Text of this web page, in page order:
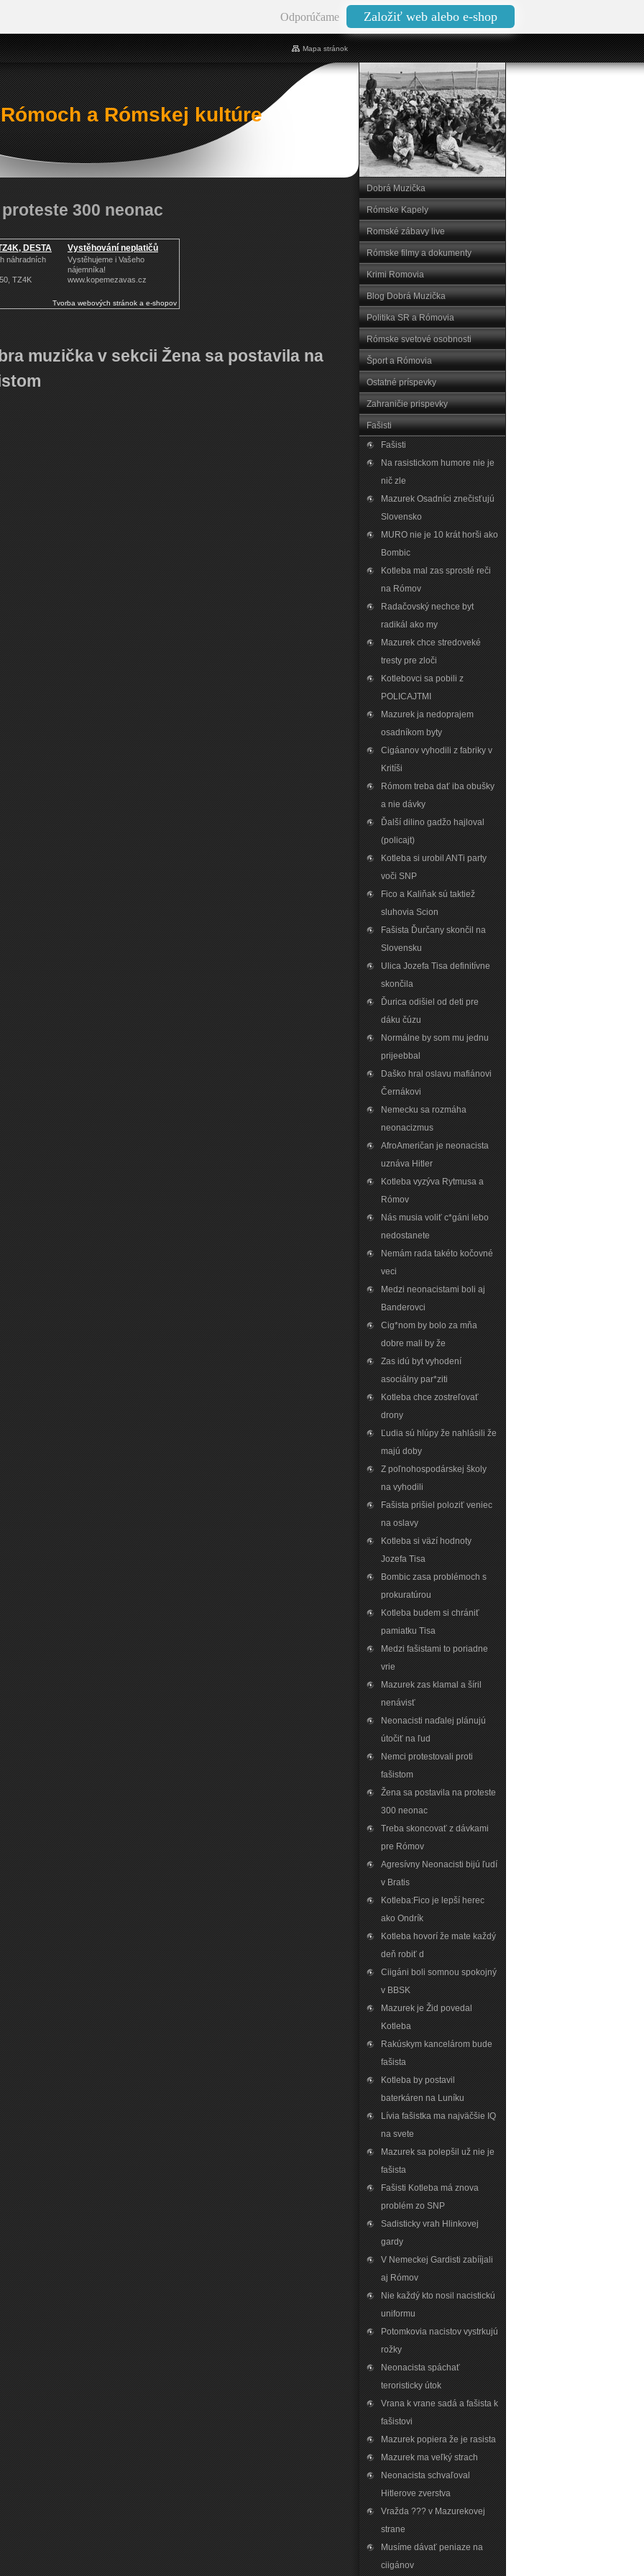
Odporúčame Založiť web alebo e-shop
a Rómskej kultúre
Mapa stránok
300 neonac
DESTA
náhradních
TZ4K
Vystěhování neplatičů
Vystěhujeme i Vašeho
nájemníka!
www.kopemezavas.cz
Tvorba webových stránok a e-shopov
muzička v sekcii Žena sa postavila na
Dobrá Muzička
Rómske Kapely
Romské zábavy live
Rómske filmy a dokumenty
Krimi Romovia
Blog Dobrá Muzička
Politika SR a Rómovia
Rómske svetové osobnosti
Šport a Rómovia
Ostatné príspevky
Zahraničie prispevky
Fašisti
Fašisti
Na rasistickom humore nie je
nič zle
Mazurek Osadníci znečisťujú
Slovensko
MURO nie je 10 krát horši ako
Bombic
Kotleba mal zas sprosté reči
na Rómov
Radačovský nechce byt
radikál ako my
Mazurek chce stredoveké
tresty pre zloči
Kotlebovci sa pobili z
POLICAJTMI
Mazurek ja nedoprajem
osadníkom byty
Cigáanov vyhodili z fabriky v
Kritíši
Rómom treba dať iba obušky
a nie dávky
Ďalší dilino gadžo hajloval
(policajt)
Kotleba si urobil ANTi party
voči SNP
Fico a Kaliňak sú taktiež
sluhovia Scion
Fašista Ďurčany skončil na
Slovensku
Ulica Jozefa Tisa definitívne
skončila
Ďurica odišiel od deti pre
dáku čúzu
Normálne by som mu jednu
prijeebbal
Daško hral oslavu mafiánovi
Černákovi
Nemecku sa rozmáha
neonacizmus
AfroAmeričan je neonacista
uznáva Hitler
Kotleba vyzýva Rytmusa a
Rómov
Nás musia voliť c*gáni lebo
nedostanete
Nemám rada takéto kočovné
veci
Medzi neonacistami boli aj
Banderovci
Cig*nom by bolo za mňa
dobre mali by že
Zas idú byt vyhodení
asociálny par*ziti
Kotleba chce zostreľovať
drony
Ľudia sú hlúpy že nahlásili že
majú doby
Z poľnohospodárskej školy
na vyhodili
Fašista prišiel poloziť veniec
na oslavy
Kotleba si väzí hodnoty
Jozefa Tisa
Bombic zasa problémoch s
prokuratúrou
Kotleba budem si chrániť
pamiatku Tisa
Medzi fašistami to poriadne
vrie
Mazurek zas klamal a šíril
nenávisť
Neonacisti naďalej plánujú
útočiť na ľud
Nemci protestovali proti
fašistom
Žena sa postavila na proteste
300 neonac
Treba skoncovať z dávkami
pre Rómov
Agresívny Neonacisti bijú ľudí
v Bratis
Kotleba:Fico je lepší herec
ako Ondrík
Kotleba hovorí že mate každý
deň robiť d
Ciigáni boli somnou spokojný
v BBSK
Mazurek je Žid povedal
Kotleba
Rakúskym kancelárom bude
fašista
Kotleba by postavil
baterkáren na Luníku
Lívia fašistka ma najväčšie IQ
na svete
Mazurek sa polepšil už nie je
fašista
Fašisti Kotleba má znova
problém zo SNP
Sadisticky vrah Hlinkovej
gardy
V Nemeckej Gardisti zabííjali
aj Rómov
Nie každý kto nosil nacistickú
uniformu
Potomkovia nacistov vystrkujú
rožky
Neonacista spáchať
teroristicky útok
Vrana k vrane sadá a fašista k
fašistovi
Mazurek popiera že je rasista
Mazurek ma veľký strach
Neonacista schvaľoval
Hitlerove zverstva
Vražda ??? v Mazurekovej
strane
Musíme dávať peniaze na
ciigánov